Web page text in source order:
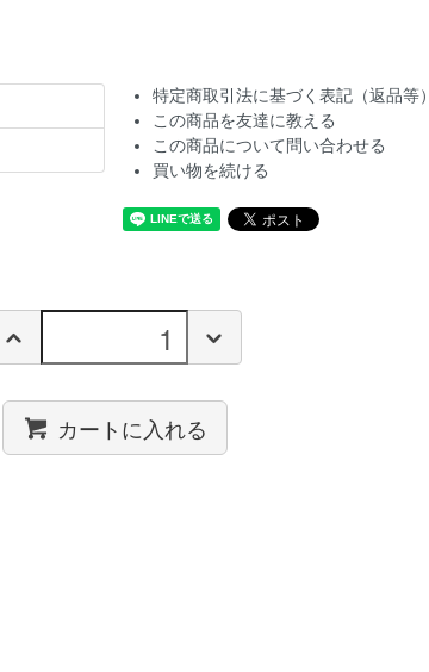
特定商取引法に基づく表記（返品等）
この商品を友達に教える
この商品について問い合わせる
買い物を続ける
カートに入れる